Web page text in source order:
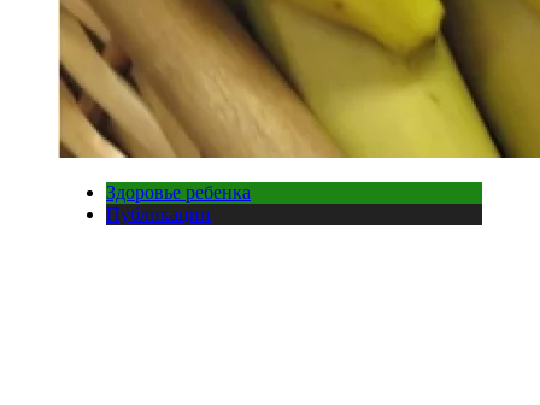
Здоровье ребенка
Публикации